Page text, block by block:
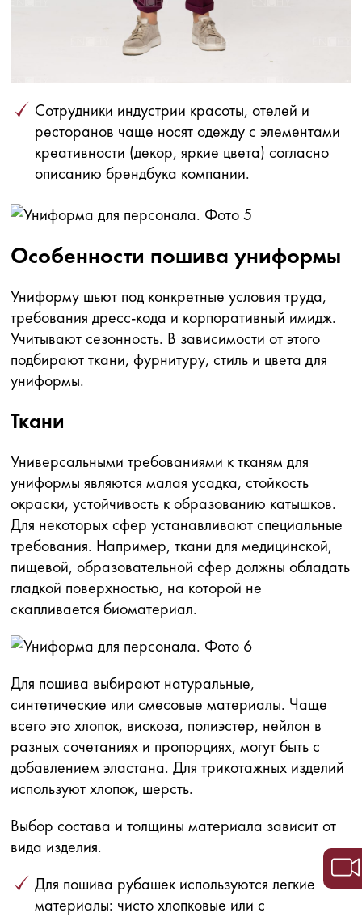
Сотрудники индустрии красоты, отелей и
ресторанов чаще носят одежду с элементами
креативности (декор, яркие цвета) согласно
описанию брендбука компании.
Особенности пошива униформы
Униформу шьют под конкретные условия труда,
требования дресс-кода и корпоративный имидж.
Учитывают сезонность. В зависимости от этого
подбирают ткани, фурнитуру, стиль и цвета для
униформы.
Ткани
Универсальными требованиями к тканям для
униформы являются малая усадка, стойкость
окраски, устойчивость к образованию катышков.
Для некоторых сфер устанавливают специальные
требования. Например, ткани для медицинской,
пищевой, образовательной сфер должны обладать
гладкой поверхностью, на которой не
скапливается биоматериал.
Для пошива выбирают натуральные,
синтетические или смесовые материалы. Чаще
всего это хлопок, вискоза, полиэстер, нейлон в
разных сочетаниях и пропорциях, могут быть с
добавлением эластана. Для трикотажных изделий
используют хлопок, шерсть.
Выбор состава и толщины материала зависит от
вида изделия.
Для пошива рубашек используются легкие
материалы: чисто хлопковые или с